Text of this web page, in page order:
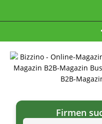
Firmen